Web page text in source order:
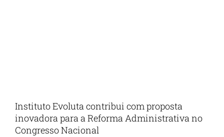
Instituto Evoluta contribui com proposta
inovadora para a Reforma Administrativa no
Congresso Nacional